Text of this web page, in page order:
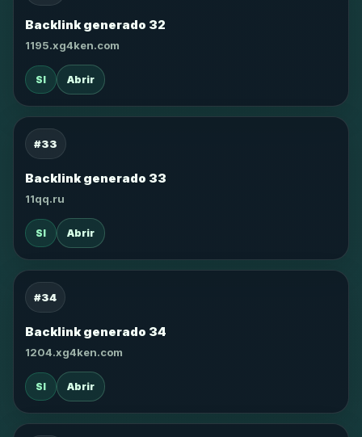
Backlink generado 32
1195.xg4ken.com
SI Abrir
#33
Backlink generado 33
11qq.ru
SI Abrir
#34
Backlink generado 34
1204.xg4ken.com
SI Abrir